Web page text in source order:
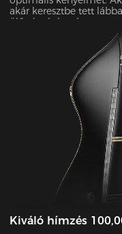
akár keresztbe tett
ülőpárnánkat úgy
Kiváló hímzés